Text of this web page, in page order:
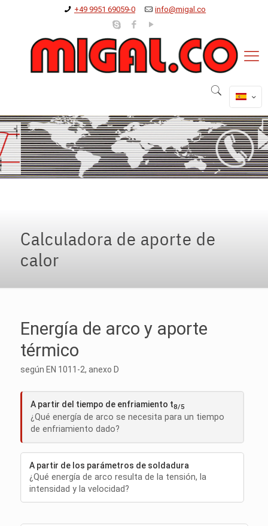
+49 9951 69059-0 info@migal.co
Calculadora de aporte de
calor
Energía de arco y aporte
térmico
según EN 1011-2, anexo D
A partir del tiempo de enfriamiento t8/5
¿Qué energía de arco se necesita para un tiempo
de enfriamiento dado?
A partir de los parámetros de soldadura
¿Qué energía de arco resulta de la tensión, la
intensidad y la velocidad?